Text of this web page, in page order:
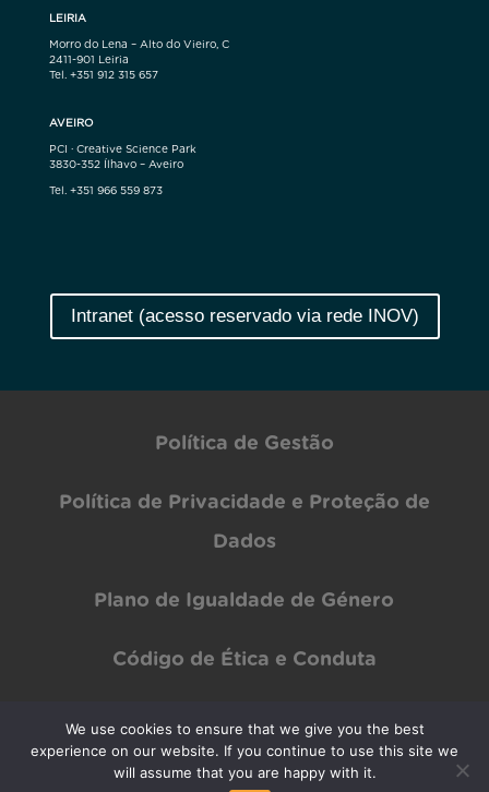
LEIRIA
Morro do Lena – Alto do Vieiro, C
2411-901 Leiria
Tel. +351 912 315 657
AVEIRO
PCI · Creative Science Park
3830-352 Ílhavo – Aveiro
Tel. +351 966 559 873
Intranet (acesso reservado via rede INOV)
Política de Gestão
Política de Privacidade e Proteção de
Dados
Plano de Igualdade de Género
Código de Ética e Conduta
Copyright © INOV Inesc 2024 All rights Reserved | Designed byPAR Design
We use cookies to ensure that we give you the best
experience on our website. If you continue to use this site we
will assume that you are happy with it.